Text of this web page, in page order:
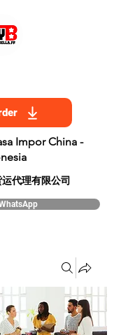
Impor China -
代理有限公司